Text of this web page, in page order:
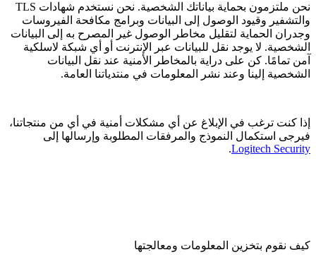
نحن ملتزمون بحماية بياناتك الشخصية. نحن نستخدم شهادات TLS
والتشفير وقيود الوصول إلى البيانات وبرامج مكافحة الفيروسات
وجدران الحماية لتقليل مخاطر الوصول غير المصرح به إلى البيانات
الشخصية. لا يوجد نقل للبيانات عبر الإنترنت أو أي شبكة لاسلكية
آمن تمامًا. كن على دراية بالمخاطر الأمنية عند نقل البيانات
الشخصية إلينا وعند نشر المعلومات في منتدياتنا العامة.
إذا كنت ترغب في الإبلاغ عن أي مشكلات أمنية في أي من منتجاتنا،
فيرجى استكمال النموذج والمرفقات المطلوبة وإرسالها إلى
Logitech Security
.
كيف نقوم بتخزين المعلومات ومعالجتها